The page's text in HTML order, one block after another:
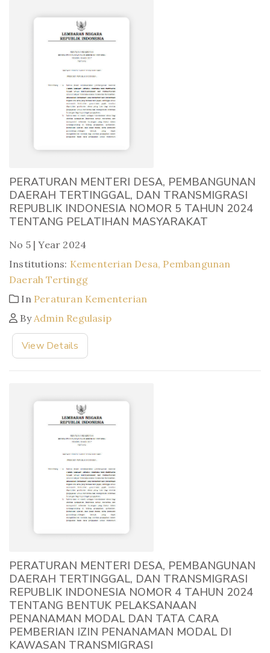
PERATURAN MENTERI DESA, PEMBANGUNAN
DAERAH TERTINGGAL, DAN TRANSMIGRASI
REPUBLIK INDONESIA NOMOR 5 TAHUN 2024
TENTANG PELATIHAN MASYARAKAT
No 5 | Year 2024
Institutions: Kementerian Desa, Pembangunan
Daerah Tertingg
In Peraturan Kementerian
By Admin Regulasip
View Details
PERATURAN MENTERI DESA, PEMBANGUNAN
DAERAH TERTINGGAL, DAN TRANSMIGRASI
REPUBLIK INDONESIA NOMOR 4 TAHUN 2024
TENTANG BENTUK PELAKSANAAN
PENANAMAN MODAL DAN TATA CARA
PEMBERIAN IZIN PENANAMAN MODAL DI
KAWASAN TRANSMIGRASI